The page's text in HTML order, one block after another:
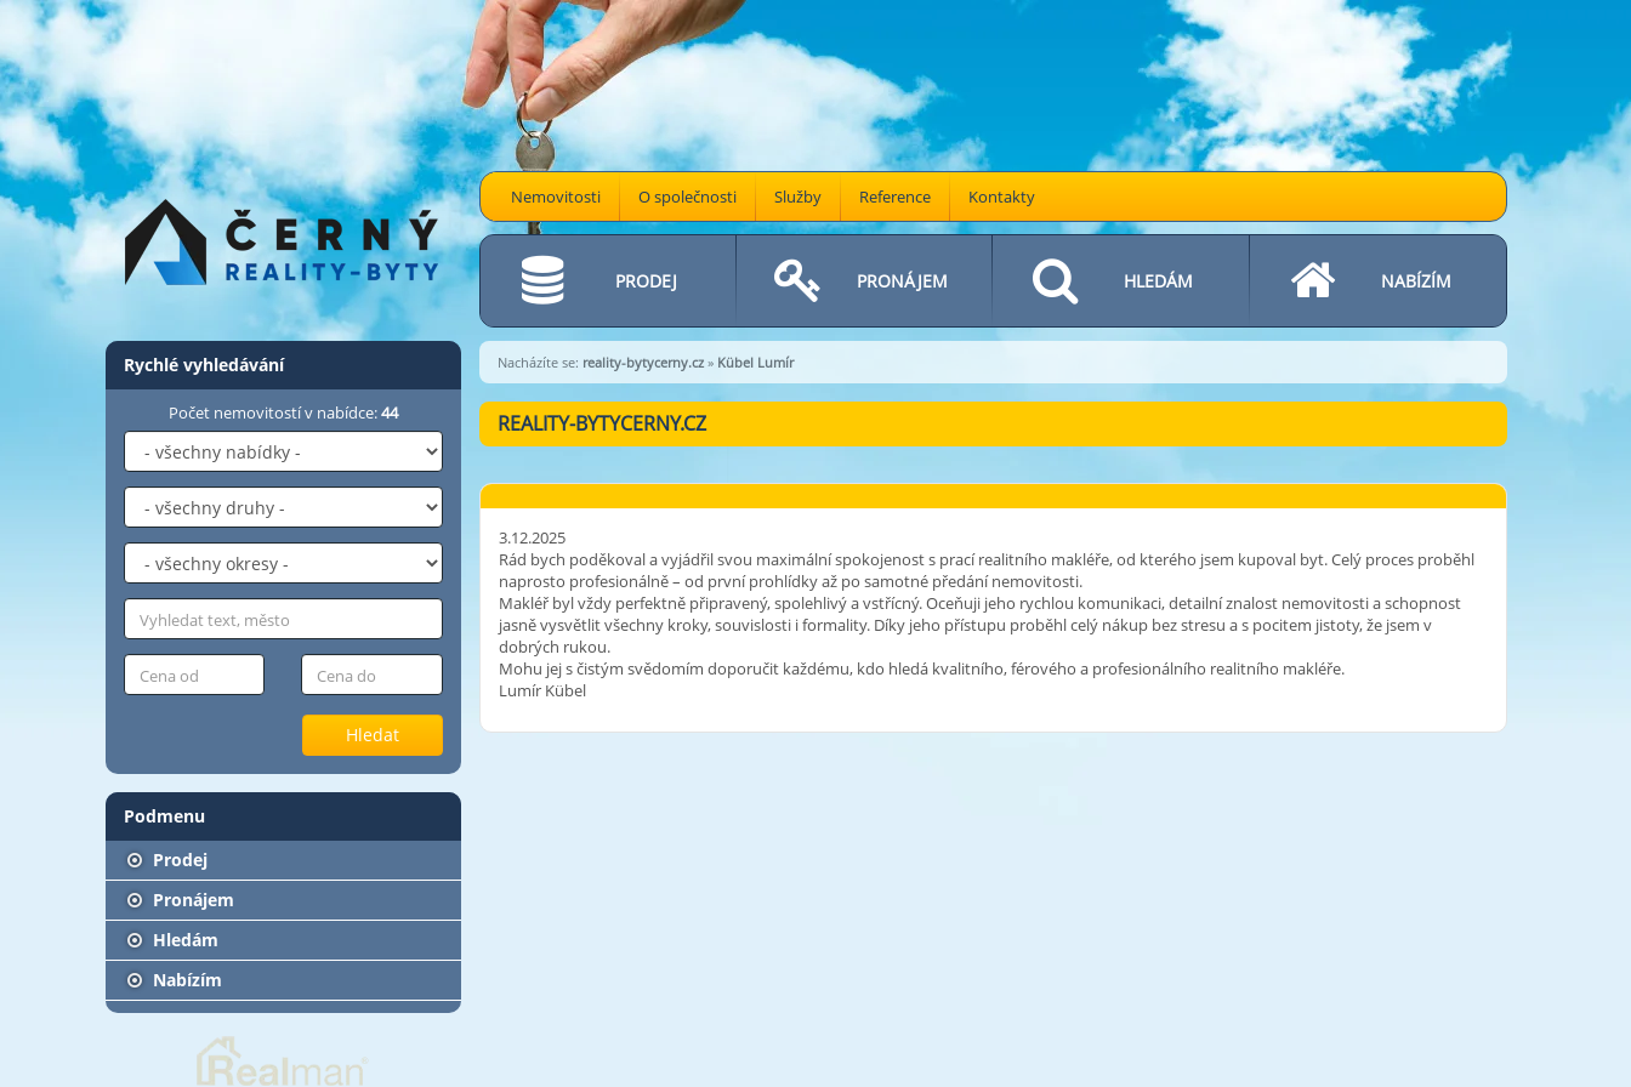
Nemovitosti O společnosti Služby Reference Kontakty
PRODEJ PRONÁJEM HLEDÁM NABÍZÍM
Rychlé vyhledávání
Počet nemovitostí v nabídce:44
Hledat
Podmenu
Prodej
Pronájem
Hledám
Nabízím
Nacházíte se: reality-bytycerny.cz » Kübel Lumír
REALITY-BYTYCERNY.CZ
3.12.2025
Rád bych poděkoval a vyjádřil svou maximální spokojenost s prací realitního makléře, od kterého jsem kupoval byt. Celý proces proběhl
naprosto profesionálně – od první prohlídky až po samotné předání nemovitosti.
Makléř byl vždy perfektně připravený, spolehlivý a vstřícný. Oceňuji jeho rychlou komunikaci, detailní znalost nemovitosti a schopnost
jasně vysvětlit všechny kroky, souvislosti i formality. Díky jeho přístupu proběhl celý nákup bez stresu a s pocitem jistoty, že jsem v
dobrých rukou.
Mohu jej s čistým svědomím doporučit každému, kdo hledá kvalitního, férového a profesionálního realitního makléře.
Lumír Kübel